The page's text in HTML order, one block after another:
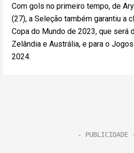
Com gols no primeiro tempo, de
(27), a Seleção também garantiu a
Copa do Mundo de 2023, que será
Zelândia e Austrália, e para o
2024.